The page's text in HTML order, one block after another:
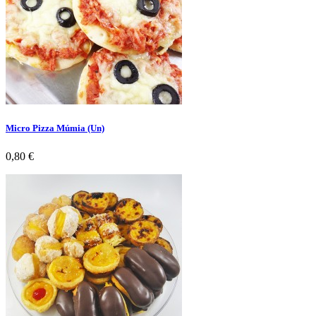
Micro Pizza Múmia (Un)
Preço
0,80 €